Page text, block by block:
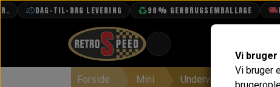
DAG-TIL-DAG LEVERING 98% GENBRUGSEMBALLAGE FRI
Forside Mini Undervogn & Styrtøj
Vi
Vi bruger